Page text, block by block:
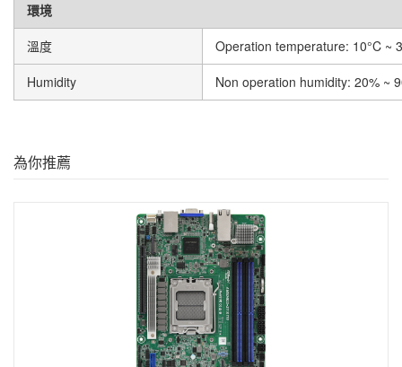
環境
溫度
Operation temperature: 10°C ~
Humidity
Non operation humidity: 20% ~
為你推薦